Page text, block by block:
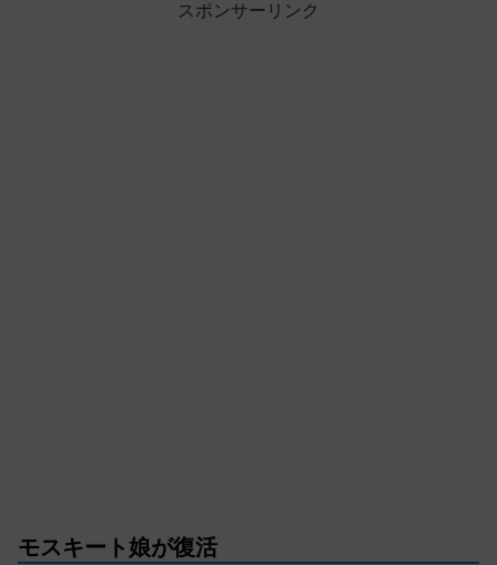
スポンサーリンク
モスキート娘が復活